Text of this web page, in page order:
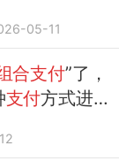
05-11
合支付”了，
支付方式进行